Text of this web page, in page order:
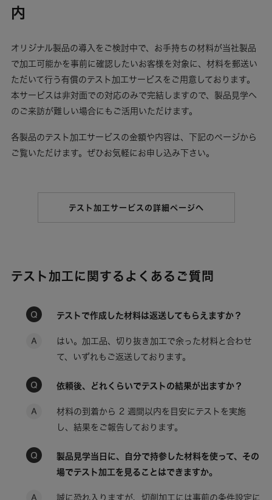
内
オリジナル製品の導入をご検討中で、お手持ちの材料が当社製品
で加工可能かを事前に確認したいお客様を対象に、材料を郵送い
ただいて行う有償のテスト加工サービスをご用意しております。
本サービスは非対面での対応のみで完結しますので、製品見学へ
のご来訪が難しい場合にもご活用いただけます。
各製品のテスト加工サービスの金額や内容は、下記のページから
ご覧いただけます。ぜひお気軽にお申し込み下さい。
テスト加工サービスの詳細ページへ
テスト加工に関するよくあるご質問
テストで作成した材料は返送してもらえますか？
はい。加工品、切り抜き加工で余った材料と合わせ
て、いずれもご返送しております。
依頼後、どれくらいでテストの結果が出ますか？
材料の到着から 2 週間以内を目安にテストを実施
し、結果をご報告しております。
製品見学当日に、自分で持参した材料を使って、その
場でテスト加工を見ることはできますか。
誠に恐れ入りますが、切削加工には事前の条件設定に